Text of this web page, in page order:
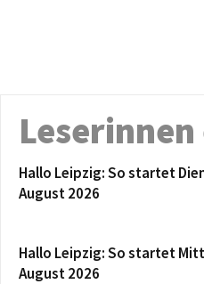
Hallo Leipzig: So startet
August 2026
Hallo Leipzig: So startet
August 2026